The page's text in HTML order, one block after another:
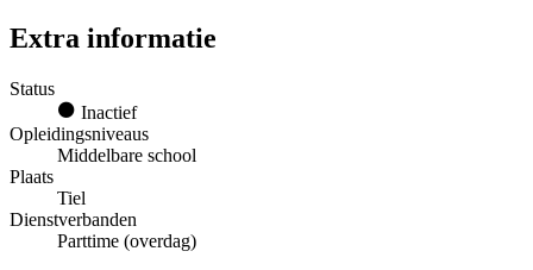
Extra informatie
Status
Inactief
Opleidingsniveaus
Middelbare school
Plaats
Tiel
Dienstverbanden
Parttime (overdag)